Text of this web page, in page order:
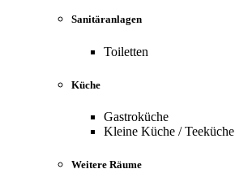
Sanitäranlagen
Toiletten
Küche
Gastroküche
Kleine Küche / Teeküche
Weitere Räume